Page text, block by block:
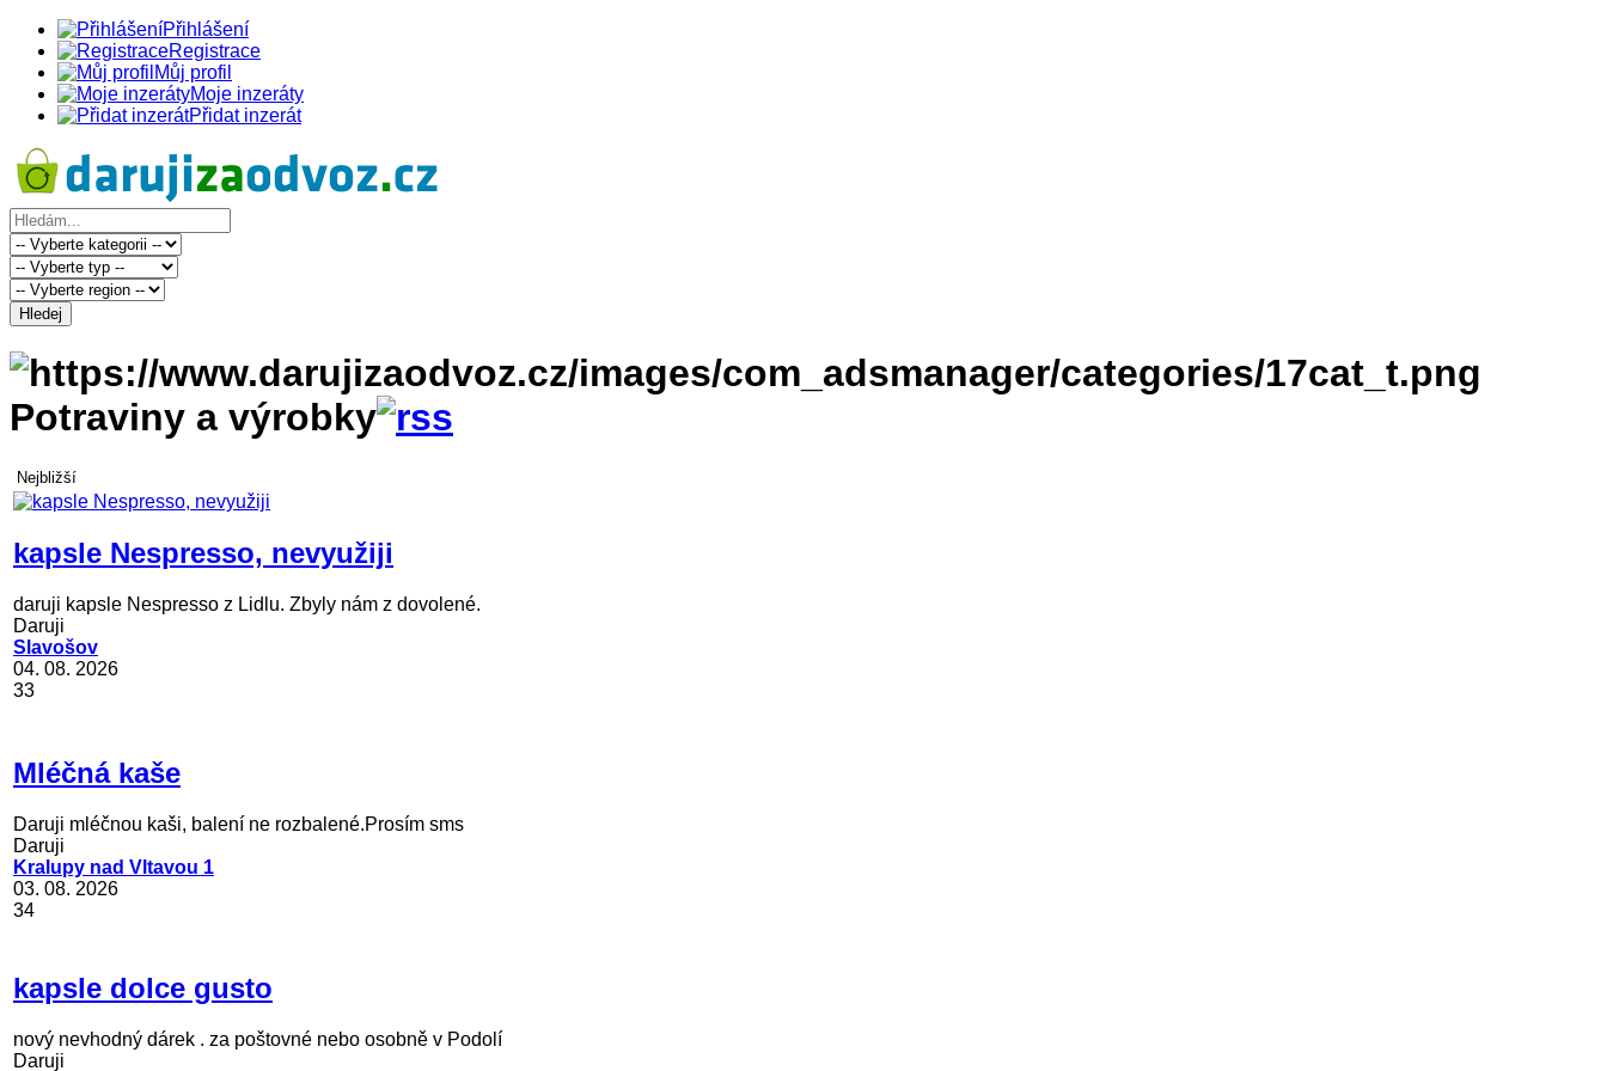
Přihlášení
Registrace
Můj profil
Moje inzeráty
Přidat inzerát
Hledej
Potraviny a výrobky
Nejbližší
kapsle Nespresso, nevyužiji
daruji kapsle Nespresso z Lidlu. Zbyly nám z dovolené.
Daruji
Slavošov
04. 08. 2026
33
Mléčná kaše
Daruji mléčnou kaši, balení ne rozbalené.Prosím sms
Daruji
Kralupy nad Vltavou 1
03. 08. 2026
34
kapsle dolce gusto
nový nevhodný dárek . za poštovné nebo osobně v Podolí
Daruji